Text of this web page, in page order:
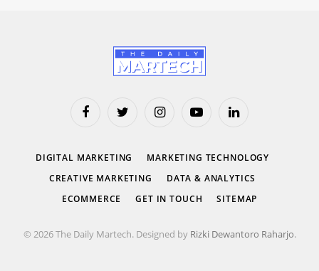
FacebookTwitter InstagramYouTubeLinkedIn
DIGITAL MARKETING
MARKETING TECHNOLOGY
CREATIVE MARKETING
DATA & ANALYTICS
ECOMMERCE
GET IN TOUCH SITEMAP
© 2026 The Daily Martech. Designed by Rizki Dewantoro Raharjo.